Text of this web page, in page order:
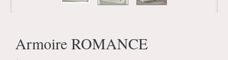
Armoire ROMANCE